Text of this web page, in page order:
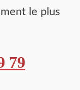
le plus
79